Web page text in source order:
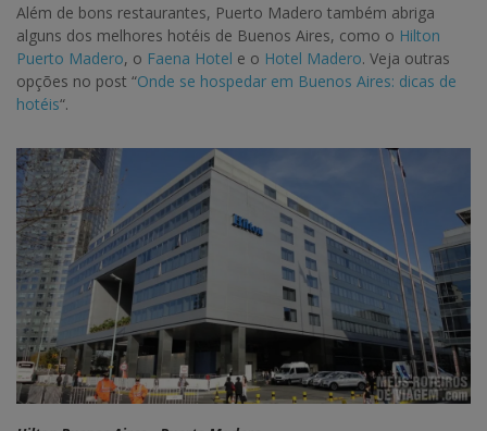
Além de bons restaurantes, Puerto Madero também abriga
alguns dos melhores hotéis de Buenos Aires, como o Hilton
Puerto Madero, o Faena Hotel e o Hotel Madero. Veja outras
opções no post “Onde se hospedar em Buenos Aires: dicas de
hotéis“.